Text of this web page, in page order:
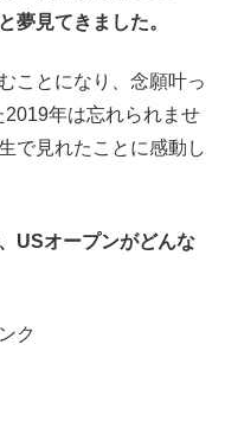
夢見てきました。
ことになり、念願叶っ
年は忘れられませ
で見れたことに感動し
USオープンがどんな
ク